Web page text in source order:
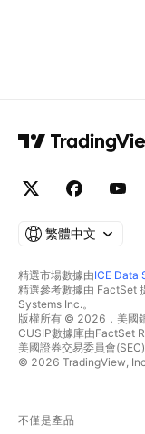
繁體中文
精選市場數據由ICE Data
精選參考數據由 FactSet
Systems Inc.。
版權所有 © 2026，美國
CUSIP數據庫由FactSet
美國證券交易委員會
© 2026 TradingView, Inc.
不僅是產品